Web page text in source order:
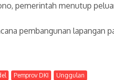
pemerintah menutup
pembangunan
Pemprov DKI Unggulan